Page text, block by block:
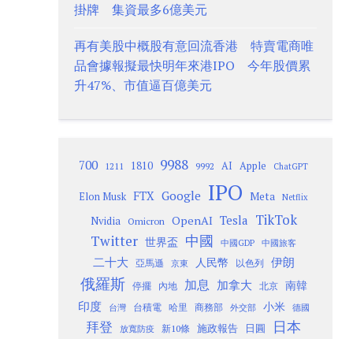
掛牌 集資最多6億美元
再有美股中概股有意回流香港 特賣電商唯
品會據報擬最快明年來港IPO 今年股價累
升47%、市值逼百億美元
700 1211 1810 9988 9992 AI Apple ChatGPT
Elon Musk FTX Google IPO Meta Netflix
Nvidia Omicron OpenAI Tesla TikTok
Twitter 世界盃 中國 中國GDP 中國旅客
二十大 亞馬遜 京東 人民幣 以色列 伊朗
俄羅斯 停擺 內地 加息 加拿大 北京
南韓
印度
台灣 台積電 哈里 商務部 外交部 小米 德國
拜登 放寬防疫 新10條 施政報告 日圓 日本